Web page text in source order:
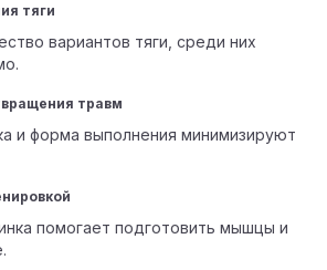
тяги
вариантов тяги, среди них
травм
и форма выполнения минимизируют
помогает подготовить мышцы и